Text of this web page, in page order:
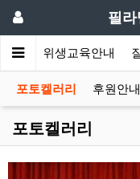
필
식 위생교육안내
포토켈러리 후원안내
포토켈러리